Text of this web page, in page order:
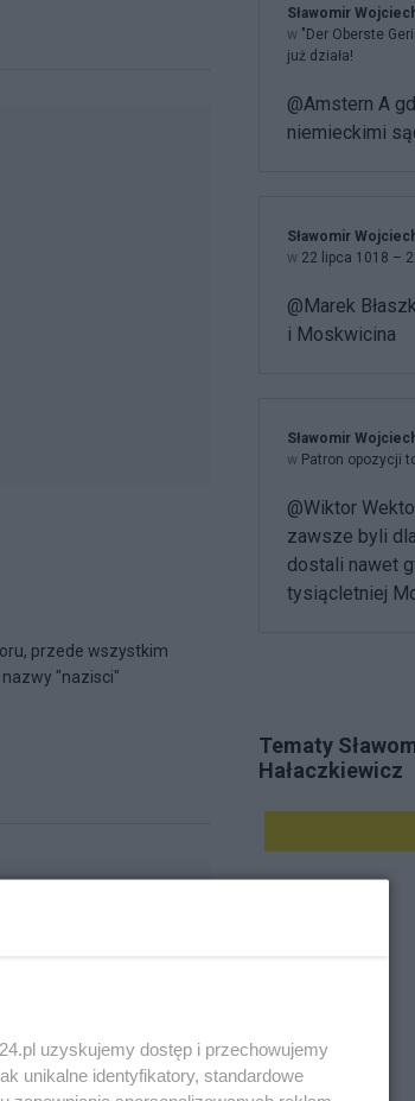
przede wszystkim
"nazisci"
Sławomir
w "Der Oberste
już działa!
@Amstern A
niemieckimi
Sławomir
w 22 lipca 1018 –
@Marek
i Moskwicina
Sławomir
w Patron opozycji
@Wiktor
zawsze byli
dostali nawet
tysiącletniej
Tematy
Hałaczkiewicz
uzyskujemy dostęp i przechowujemy
unikalne identyfikatory, standardowe